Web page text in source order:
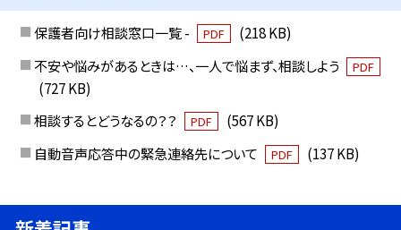
保護者向け相談窓口一覧 - PDF
(218 KB)
不安や悩みがあるときは…、一人で悩まず、相談しよう
PDF
(727 KB)
相談するとどうなるの？？
PDF
(567 KB)
自動音声応答中の緊急連絡先について
PDF (137 KB)